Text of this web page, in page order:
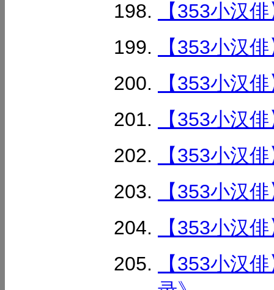
【353小汉
【353小汉
【353小汉
【353小汉
【353小汉
【353小汉
【353小汉
【353小汉